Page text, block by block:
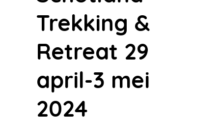
Trekking &
Retreat 29
april-3 mei
2024